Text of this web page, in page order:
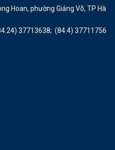
Hoan, phường Giảng Võ, TP Hà
37713638; (84.4) 37711756